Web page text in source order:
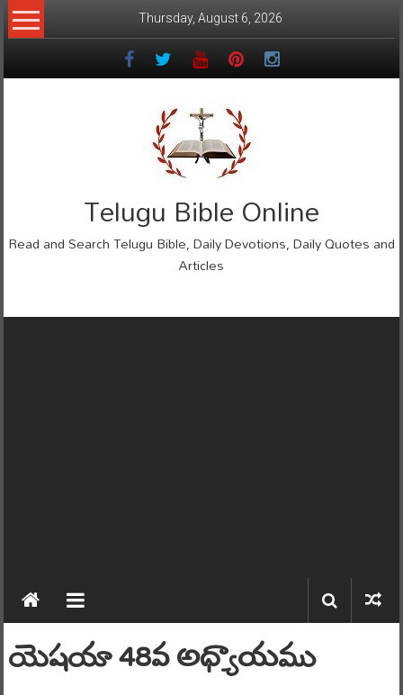
Skip
to
Thursday, August 6, 2026
Telugu Bible Online
Read and Search Telugu Bible, Daily Devotions, Daily Quotes and
Articles
యెషయా 48వ అధ్యాయము